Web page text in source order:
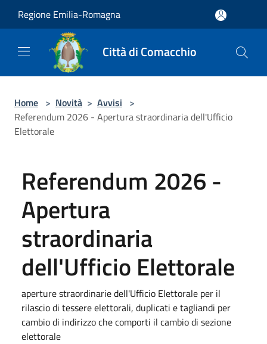
Regione Emilia-Romagna
Città di Comacchio
Home > Novità > Avvisi >
Referendum 2026 - Apertura straordinaria dell'Ufficio
Elettorale
Referendum 2026 -
Apertura
straordinaria
dell'Ufficio Elettorale
aperture straordinarie dell'Ufficio Elettorale per il
rilascio di tessere elettorali, duplicati e tagliandi per
cambio di indirizzo che comporti il cambio di sezione
elettorale